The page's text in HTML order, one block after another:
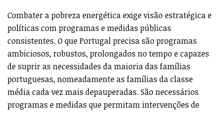
Combater a pobreza energética exige visão estratégica e
políticas com programas e medidas públicas
consistentes. O que Portugal precisa são programas
ambiciosos, robustos, prolongados no tempo e capazes
de suprir as necessidades da maioria das famílias
portuguesas, nomeadamente as famílias da classe
média cada vez mais depauperadas. São necessários
programas e medidas que permitam intervenções de